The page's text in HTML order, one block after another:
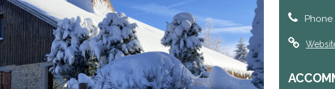
Phone